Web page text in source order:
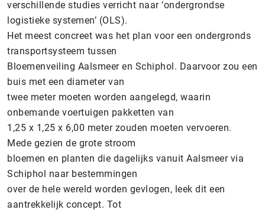
verschillende studies verricht naar ‘ondergrondse
logistieke systemen’ (OLS).
Het meest concreet was het plan voor een ondergronds
transportsysteem tussen
Bloemenveiling Aalsmeer en Schiphol. Daarvoor zou een
buis met een diameter van
twee meter moeten worden aangelegd, waarin
onbemande voertuigen pakketten van
1,25 x 1,25 x 6,00 meter zouden moeten vervoeren.
Mede gezien de grote stroom
bloemen en planten die dagelijks vanuit Aalsmeer via
Schiphol naar bestemmingen
over de hele wereld worden gevlogen, leek dit een
aantrekkelijk concept. Tot